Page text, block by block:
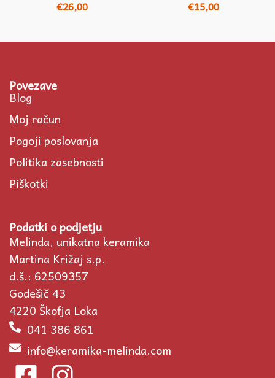
€26,00
€15,00
Povezave
Blog
Moj račun
Pogoji poslovanja
Politika zasebnosti
Piškotki
Podatki o podjetju
Melinda, unikatna keramika
Martina Križaj s.p.
d.š.: 62509357
Godešič 43
4220 Škofja Loka
041 386 861
info@keramika-melinda.com
F I